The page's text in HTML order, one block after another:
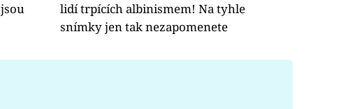
lidí trpících albinismem! Na tyhle
snímky jen tak nezapomenete